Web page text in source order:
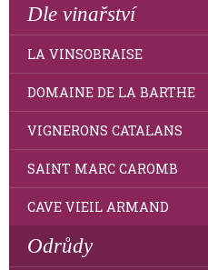
Dle vinařství
LA VINSOBRAISE
DOMAINE DE LA BARTHE
VIGNERONS CATALANS
SAINT MARC CAROMB
CAVE VIEIL ARMAND
Odrůdy